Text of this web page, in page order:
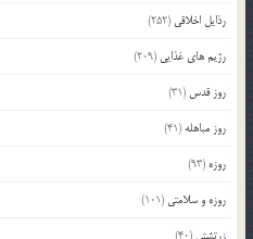
رذایل اخلاقی (252)
رژیم های غذایی (209)
روز قدس (31)
روز مباهله (41)
روزه (93)
روزه و سلامتی (101)